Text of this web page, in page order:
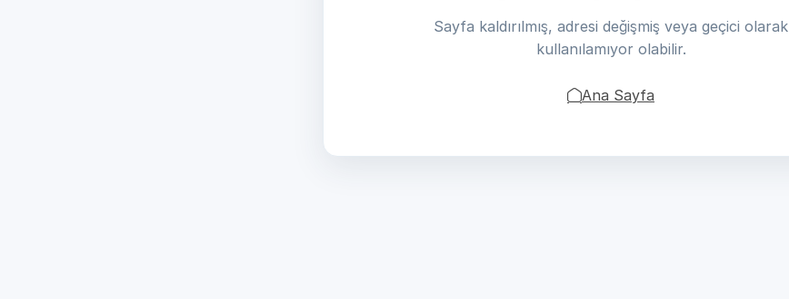
Sayfa kaldırılmış, adresi değişmiş veya geçici olarak
kullanılamıyor olabilir.
Ana Sayfa